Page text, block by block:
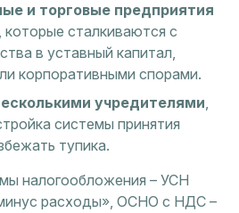
и торговые предприятия
сталкиваются с
в уставный капитал,
корпоративными спорами.
учредителями,
системы принятия
тупика.
налогообложения – УСН
расходы», ОСНО с НДС –